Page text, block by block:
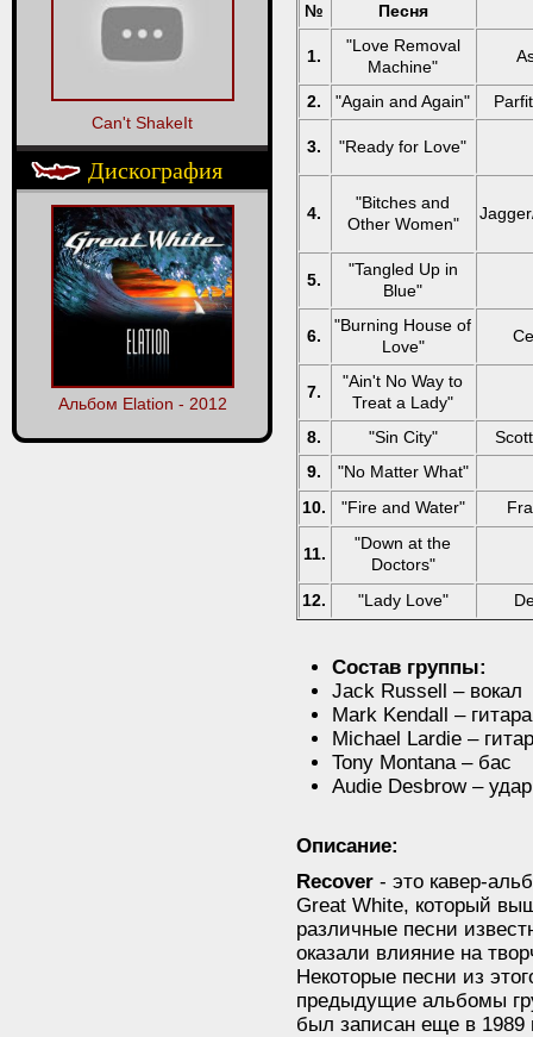
Can't ShakeIt
Дискография
Альбом Elation - 2012
№ Песня
1.
"Love Removal
Machine"
2. "Again and Again"
3. "Ready for Love"
4.
"Bitches and
Other Women"
5.
"Tangled Up in
Blue"
6.
"Burning House of
Love"
7.
"Ain't No Way to
Treat a Lady"
8.
"Sin City"
9.
"No Matter What"
10.
"Fire and Water"
11.
"Down at the
Doctors"
12.
"Lady Love"
Состав группы:
Jack Russell – вокал
Mark Kendall –
Michael Lardie –
Tony Montana – бас
Audie Desbrow –
Описание:
Recover - это кавер-
Great White, который
различные песни
оказали влияние на
Некоторые песни из
предыдущие альбомы
был записан еще в 1989